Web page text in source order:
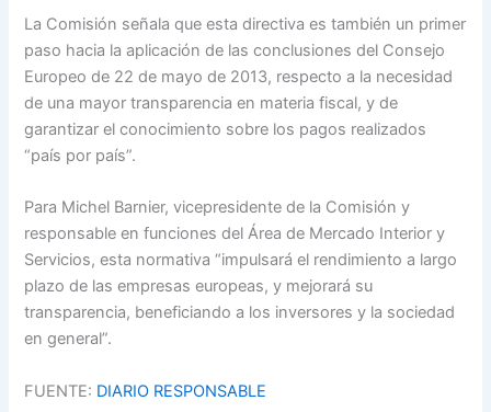
La Comisión señala que esta directiva es también un primer
paso hacia la aplicación de las conclusiones del Consejo
Europeo de 22 de mayo de 2013, respecto a la necesidad
de una mayor transparencia en materia fiscal, y de
garantizar el conocimiento sobre los pagos realizados
“país por país”.
Para Michel Barnier, vicepresidente de la Comisión y
responsable en funciones del Área de Mercado Interior y
Servicios, esta normativa “impulsará el rendimiento a largo
plazo de las empresas europeas, y mejorará su
transparencia, beneficiando a los inversores y la sociedad
en general”.
FUENTE: DIARIO RESPONSABLE